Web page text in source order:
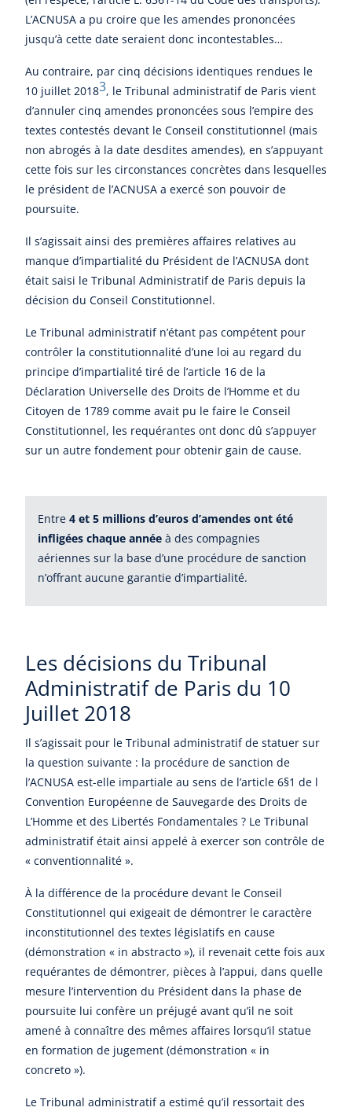
L’ACNUSA a pu croire que les amendes prononcées
jusqu’à cette date seraient donc incontestables…
Au contraire, par cinq décisions identiques rendues le
10 juillet 20183, le Tribunal administratif de Paris vient
d’annuler cinq amendes prononcées sous l’empire des
textes contestés devant le Conseil constitutionnel (mais
non abrogés à la date desdites amendes), en s’appuyant
cette fois sur les circonstances concrètes dans lesquelles
le président de l’ACNUSA a exercé son pouvoir de
poursuite.
Il s’agissait ainsi des premières affaires relatives au
manque d’impartialité du Président de l’ACNUSA dont
était saisi le Tribunal Administratif de Paris depuis la
décision du Conseil Constitutionnel.
Le Tribunal administratif n’étant pas compétent pour
contrôler la constitutionnalité d’une loi au regard du
principe d’impartialité tiré de l’article 16 de la
Déclaration Universelle des Droits de l’Homme et du
Citoyen de 1789 comme avait pu le faire le Conseil
Constitutionnel, les requérantes ont donc dû s’appuyer
sur un autre fondement pour obtenir gain de cause.
Entre 4 et 5 millions d’euros d’amendes ont été
infligées chaque année à des compagnies
aériennes sur la base d’une procédure de sanction
n’offrant aucune garantie d’impartialité.
Les décisions du Tribunal
Administratif de Paris du 10
Juillet 2018
Il s’agissait pour le Tribunal administratif de statuer sur
la question suivante : la procédure de sanction de
l’ACNUSA est-elle impartiale au sens de l’article 6§1 de l
Convention Européenne de Sauvegarde des Droits de
L’Homme et des Libertés Fondamentales ? Le Tribunal
administratif était ainsi appelé à exercer son contrôle de
« conventionnalité ».
À la différence de la procédure devant le Conseil
Constitutionnel qui exigeait de démontrer le caractère
inconstitutionnel des textes législatifs en cause
(démonstration « in abstracto »), il revenait cette fois aux
requérantes de démontrer, pièces à l’appui, dans quelle
mesure l’intervention du Président dans la phase de
poursuite lui confère un préjugé avant qu’il ne soit
amené à connaître des mêmes affaires lorsqu’il statue
en formation de jugement (démonstration « in
concreto »).
Le Tribunal administratif a estimé qu’il ressortait des